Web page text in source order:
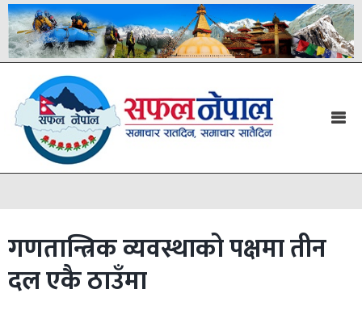
गणतान्त्रिक व्यवस्थाको पक्षमा तीन
दल एकै ठाउँमा